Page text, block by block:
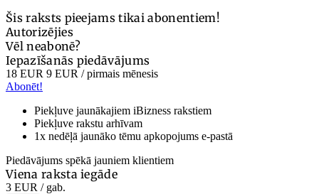
Šis raksts pieejams tikai abonentiem!
Autorizējies
Vēl neabonē?
Iepazīšanās piedāvājums
18 EUR 9 EUR / pirmais mēnesis
Abonēt!
Piekļuve jaunākajiem iBizness rakstiem
Piekļuve rakstu arhīvam
1x nedēļā jaunāko tēmu apkopojums e-pastā
Piedāvājums spēkā jauniem klientiem
Viena raksta iegāde
3 EUR / gab.